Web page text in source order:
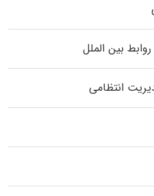
بین الملل
انتظامی